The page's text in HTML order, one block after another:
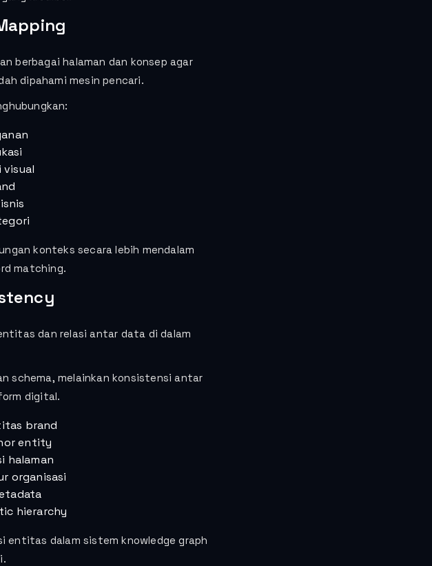
berbagai halaman dan konsep agar
dipahami mesin pencari.
visual
konteks secara lebih mendalam
matching.
dan relasi antar data di dalam
schema, melainkan konsistensi antar
digital.
brand
entity
halaman
organisasi
hierarchy
entitas dalam sistem knowledge graph